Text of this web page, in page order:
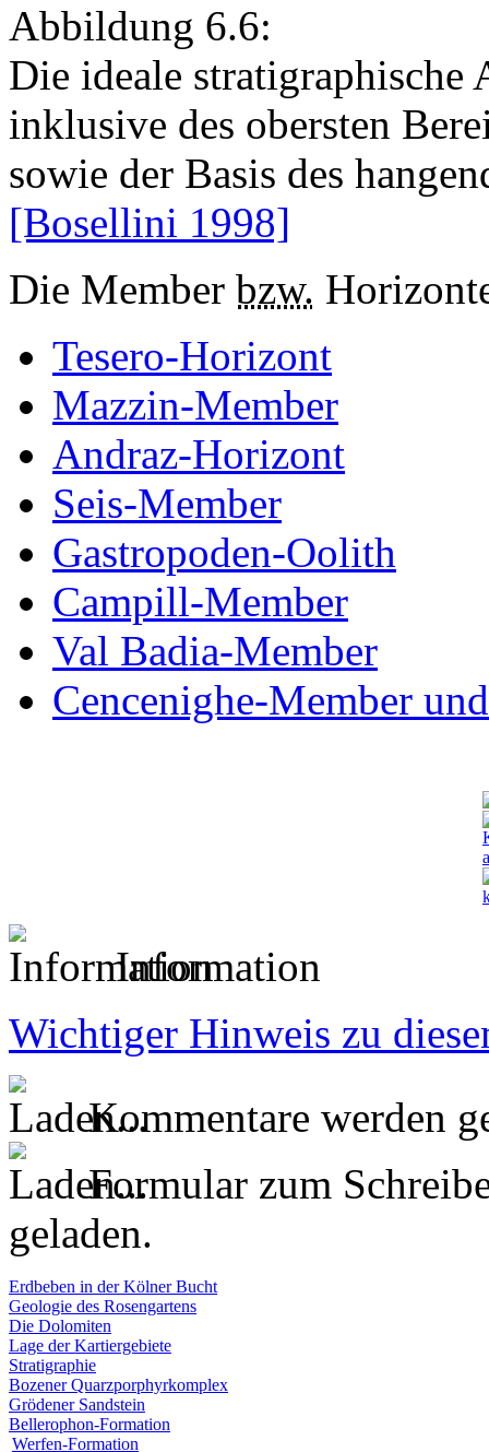
Abbildung 6.6:
Die ideale
inklusive des obersten
sowie der Basis des
[Bosellini 1998]
Die Member bzw.
Tesero-Horizont
Mazzin-Member
Andraz-Horizont
Seis-Member
Gastropoden-Oolith
Campill-Member
Val Badia-Member
Cencenighe-Member
Information
Wichtiger Hinweis zu
Kommentare werden
Formular zum
geladen.
Erdbeben in der Kölner Bucht
Geologie des Rosengartens
Die Dolomiten
Lage der Kartiergebiete
Stratigraphie
Bozener Quarzporphyrkomplex
Grödener Sandstein
Bellerophon-Formation
Werfen-Formation